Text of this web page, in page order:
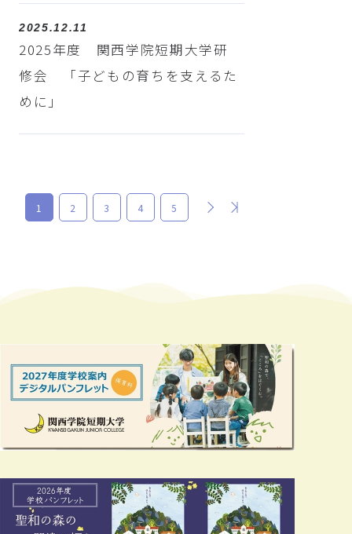
2025.12.11
2025年度 関西学院短期大学研
修会 「子どもの育ちを支えるた
めに」
1 2 3 4 5 最後